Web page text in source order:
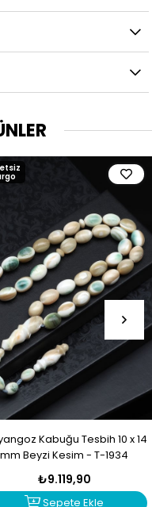
Kabuğu Tesbih 10 x 14
mm Beyzi Kesim - T-1934
₺9.119,90
Sepete Ekle